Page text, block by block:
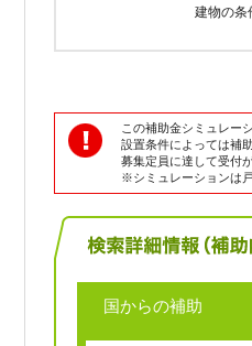
建物の条
この補助金シミュレー
設置条件によっては補
募集定員に達して受付
※シミュレーションは
国からの補助